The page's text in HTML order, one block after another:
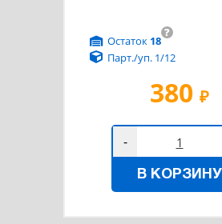
380 ₽
?
Остаток 18
Парт./уп. 1/12
-
В КОРЗИНУ